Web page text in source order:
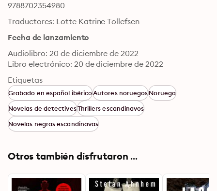
9788702354980
Traductores: Lotte Katrine Tollefsen
Fecha de lanzamiento
Audiolibro: 20 de diciembre de 2022
Libro electrónico: 20 de diciembre de 2022
Etiquetas
Grabado en español ibéricoAutores noruegosNoruega
Novelas de detectivesThrillers escandinavos
Novelas negras escandinavas
Otros también disfrutaron ...